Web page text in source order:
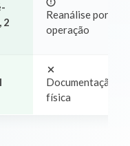
2
Reanálise por
operação
Documentação
física